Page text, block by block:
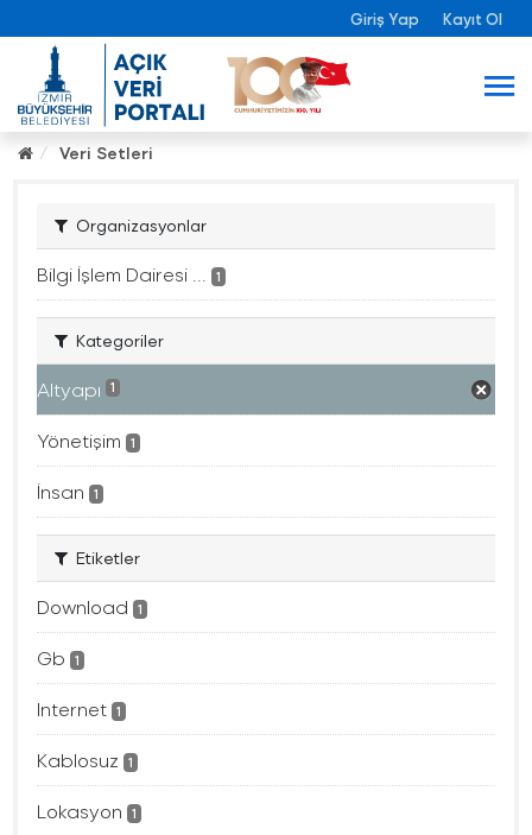
Giriş Yap Kayıt Ol
Veri Setleri
Organizasyonlar
Bilgi İşlem Dairesi ... 1
Kategoriler
Altyapı 1
Yönetişim 1
İnsan 1
Etiketler
Download 1
Gb 1
Internet 1
Kablosuz 1
Lokasyon 1